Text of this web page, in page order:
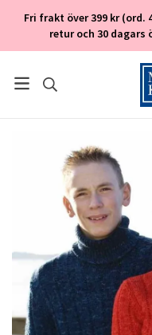
Fri frakt över 399 kr (ord.
retur och 30 dagars